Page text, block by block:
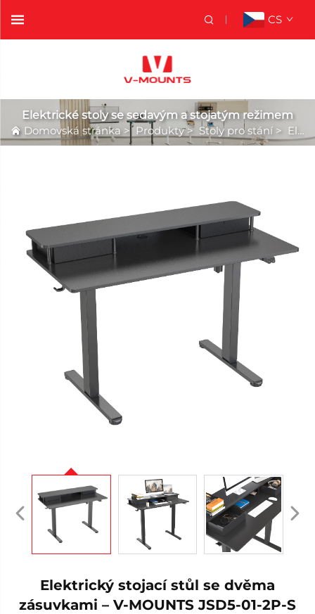
CS
Elektrické stoly se sedavým a stojatým režimem
Domovská stránka> Produkty> Stoly pro stání > Elektrické stoly se sedavým a stojatým režimem
Elektrický stojací stůl se dvěma
zásuvkami – V-MOUNTS JSD5-01-2P-S